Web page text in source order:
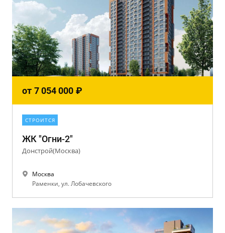
от 7 054 000 ₽
СТРОИТСЯ
ЖК "Огни-2"
Донстрой(Москва)
Москва
Раменки, ул. Лобачевского